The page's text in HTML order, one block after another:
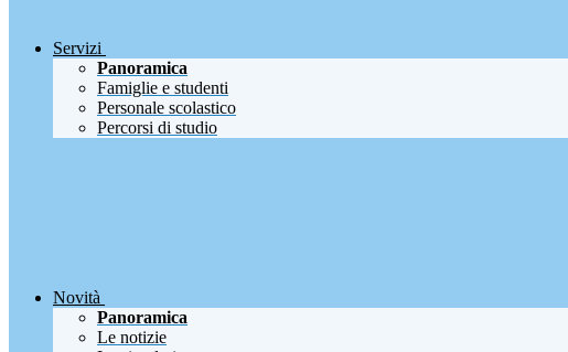
Servizi
Panoramica
Famiglie e studenti
Personale scolastico
Percorsi di studio
Novità
Panoramica
Le notizie